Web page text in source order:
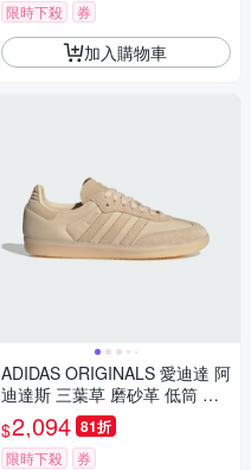
限時下殺
券
加入購物車
ADIDAS ORIGINALS 愛迪達 阿
迪達斯 三葉草 磨砂革 低筒 女
休閒運動鞋-奶茶色 SAMBA O
G W-JI2729
$2,094 81折
限時下殺 券